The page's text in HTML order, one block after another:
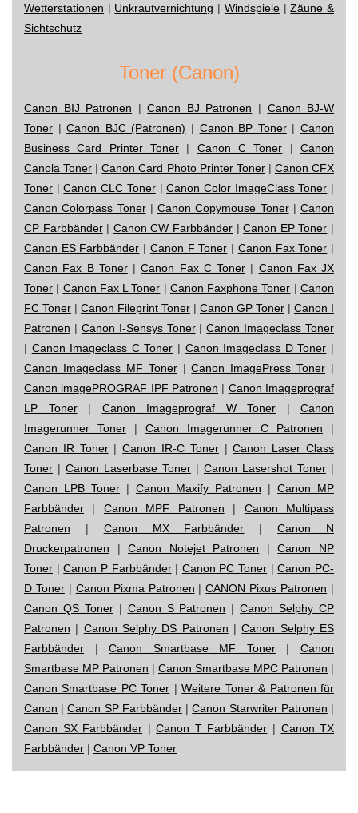
Wetterstationen | Unkrautvernichtung | Windspiele|Zäune &
Sichtschutz
Toner (Canon)
Canon BIJ Patronen |Canon BJ Patronen | Canon BJ-W
Toner |Canon BJC (Patronen) | Canon BP Toner|Canon
Business Card Printer Toner | Canon C Toner |Canon
Canola Toner |Canon Card Photo Printer Toner| Canon CFX
Toner |Canon CLC Toner|Canon Color ImageClass Toner |
Canon Colorpass Toner| Canon Copymouse Toner| Canon
CP Farbbänder| Canon CW Farbbänder |Canon EP Toner |
Canon ES Farbbänder | Canon F Toner | Canon Fax Toner |
Canon Fax B Toner|Canon Fax C Toner | Canon Fax JX
Toner | Canon Fax L Toner | Canon Faxphone Toner |Canon
FC Toner | Canon Fileprint Toner | Canon GP Toner | Canon I
Patronen | Canon I-Sensys Toner|Canon Imageclass Toner
| Canon Imageclass C Toner | Canon Imageclass D Toner |
Canon Imageclass MF Toner|Canon ImagePress Toner |
Canon imagePROGRAF IPF Patronen | Canon Imageprograf
LP Toner| Canon Imageprograf W Toner | Canon
Imagerunner Toner | Canon Imagerunner C Patronen |
Canon IR Toner|Canon IR-C Toner|Canon Laser Class
Toner | Canon Laserbase Toner | Canon Lasershot Toner |
Canon LPB Toner | Canon Maxify Patronen | Canon MP
Farbbänder | Canon MPF Patronen | Canon Multipass
Patronen | Canon MX Farbbänder |Canon N
Druckerpatronen |Canon Notejet Patronen |Canon NP
Toner |Canon P Farbbänder| Canon PC Toner |Canon PC-
D Toner| Canon Pixma Patronen |CANON Pixus Patronen |
Canon QS Toner| Canon S Patronen |Canon Selphy CP
Patronen | Canon Selphy DS Patronen |Canon Selphy ES
Farbbänder |Canon Smartbase MF Toner|Canon
Smartbase MP Patronen | Canon Smartbase MPC Patronen |
Canon Smartbase PC Toner |Weitere Toner & Patronen für
Canon |Canon SP Farbbänder|Canon Starwriter Patronen |
Canon SX Farbbänder |Canon T Farbbänder | Canon TX
Farbbänder | Canon VP Toner